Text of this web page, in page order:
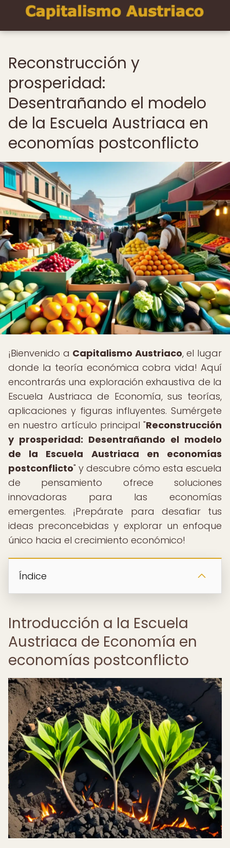
Reconstrucción y
prosperidad:
Desentrañando el modelo
de la Escuela Austriaca en
economías postconflicto
¡Bienvenido a Capitalismo Austriaco, el lugar
donde la teoría económica cobra vida! Aquí
encontrarás una exploración exhaustiva de la
Escuela Austriaca de Economía, sus teorías,
aplicaciones y figuras influyentes. Sumérgete
en nuestro artículo principal "Reconstrucción
y prosperidad: Desentrañando el modelo
de la Escuela Austriaca en economías
postconflicto" y descubre cómo esta escuela
de pensamiento ofrece soluciones
innovadoras para las economías
emergentes. ¡Prepárate para desafiar tus
ideas preconcebidas y explorar un enfoque
único hacia el crecimiento económico!
Índice
Introducción a la Escuela
Austriaca de Economía en
economías postconflicto